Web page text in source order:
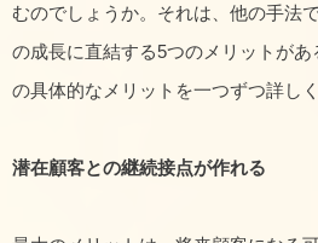
むのでしょうか。それは、他の手法
の成長に直結する5つのメリットが
の具体的なメリットを一つずつ詳し
潜在顧客との継続接点が作れる